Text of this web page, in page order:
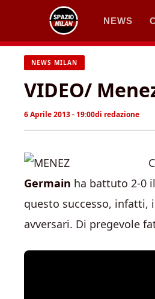
contenuto
NEWS
NEWS MILAN
VIDEO/
6 Aprile 2013 - 19:00di redazione
Germain ha battuto 2-0 il
questo successo, infatti,
avversari. Di pregevole